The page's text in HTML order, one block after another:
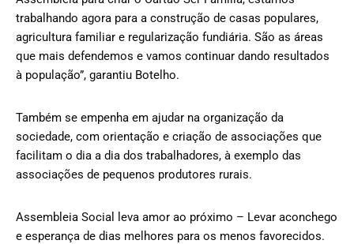
trabalhando agora para a construção de casas populares,
agricultura familiar e regularização fundiária. São as áreas
que mais defendemos e vamos continuar dando resultados
à população”, garantiu Botelho.
Também se empenha em ajudar na organização da
sociedade, com orientação e criação de associações que
facilitam o dia a dia dos trabalhadores, à exemplo das
associações de pequenos produtores rurais.
Assembleia Social leva amor ao próximo – Levar aconchego
e esperança de dias melhores para os menos favorecidos.